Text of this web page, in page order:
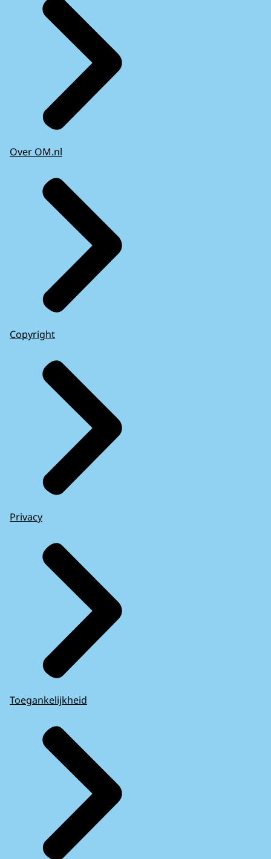
Over OM.nl
Copyright
Privacy
Toegankelijkheid